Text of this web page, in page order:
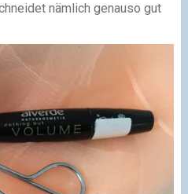
nämlich genauso gut